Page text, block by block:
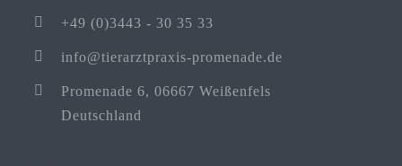
+49 (0)3443 - 30 35 33
info@tierarztpraxis-promenade.de
Promenade 6, 06667 Weißenfels
Deutschland